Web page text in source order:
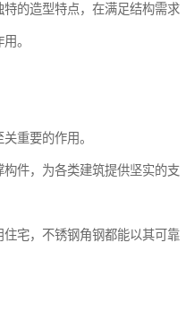
的造型特点，在满足结构需求
。
重要的作用。
件，为各类建筑提供坚实的支
宅，不锈钢角钢都能以其可靠